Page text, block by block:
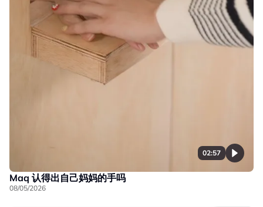
02:57
Maq 认得出自己妈妈的手吗
08/05/2026